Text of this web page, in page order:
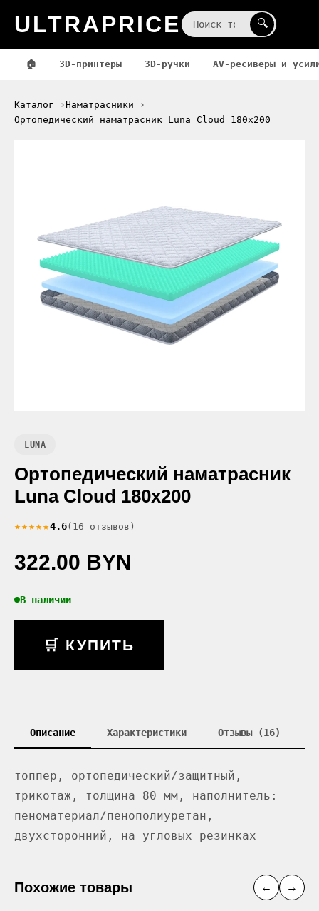
ULTRAPRICE 🔍
🏠 3D-принтеры 3D-ручки AV-ресиверы и
Каталог
Наматрасники
Ортопедический наматрасник Luna Cloud 180x200
LUNA
Ортопедический наматрасник
Luna Cloud 180x200
★★★★★4.6(16 отзывов)
322.00 BYN
В наличии
🛒 КУПИТЬ
Описание Характеристики Отзывы (16)
топпер, ортопедический/защитный,
трикотаж, толщина 80 мм, наполнитель:
пеноматериал/пенополиуретан,
двухсторонний, на угловых резинках
Похожие товары ← →